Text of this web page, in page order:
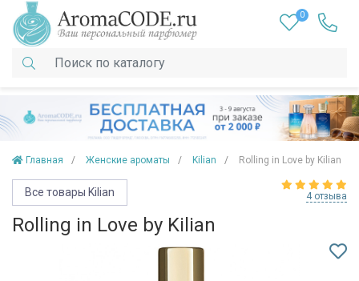
0
Главная Женские ароматы Kilian Rolling in Love by Kilian
Все товары Kilian 4 отзыва
Rolling in Love by Kilian